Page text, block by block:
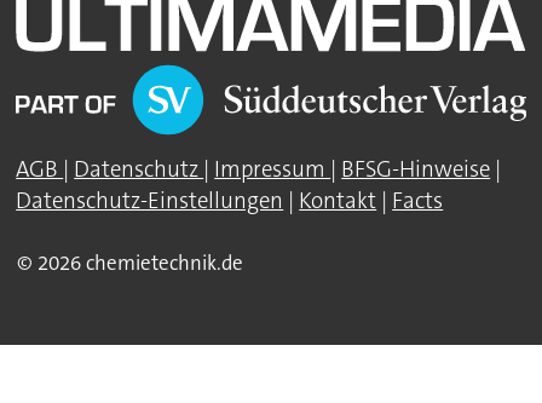
AGB | Datenschutz | Impressum | BFSG-Hinweise |
Datenschutz-Einstellungen | Kontakt | Facts
© 2026 chemietechnik.de